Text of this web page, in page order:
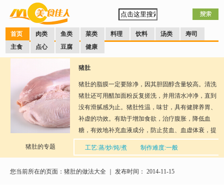
首页 肉类 鱼类 菜类 料理 饮料 汤类
寿司
主食
点心 豆腐 健康
猪肚的专题
口味：多种
猪肚
猪肚的脂膜一定要除净，因其胆固醇含量较高。清洗
猪肚还可用醋加面粉反复搓洗，并用清水冲净，直到
没有滑腻感为止。猪肚性温，味甘，具有健脾养胃、
补虚的功效。有助于增加食欲，治疗腹胀，降低血
糖，有效地补充血液成分，防止贫血、血虚体衰，提
高视力。适宜于气虚下陷、男子遗精、脾胃虚弱、不
思饮食、胃腹胀痛、腹泻、虚弱乏力、消瘦、小便频
工艺:蒸/炒/炖/煮
制作难度:一般
博
您当前所在的页面：猪肚的做法大全 ｜ 发布时间： 2014-11-15